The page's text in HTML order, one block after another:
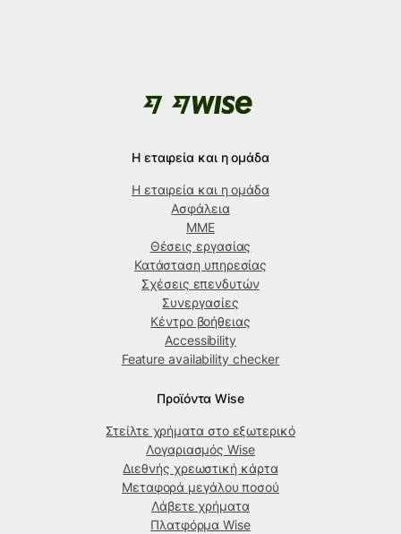
Η εταιρεία και η ομάδα
Η εταιρεία και η ομάδα
Ασφάλεια
ΜΜΕ
Θέσεις εργασίας
Κατάσταση υπηρεσίας
Σχέσεις επενδυτών
Συνεργασίες
Κέντρο βοήθειας
Accessibility
Feature availability checker
Προϊόντα Wise
Στείλτε χρήματα στο εξωτερικό
Λογαριασμός Wise
Διεθνής χρεωστική κάρτα
Μεταφορά μεγάλου ποσού
Λάβετε χρήματα
Πλατφόρμα Wise